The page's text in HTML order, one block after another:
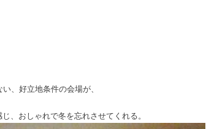
、好立地条件の会場が、
、おしゃれで冬を忘れさせてくれる。